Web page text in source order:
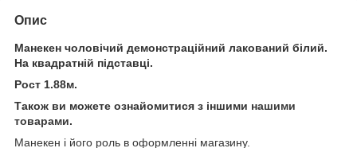
Опис
Манекен чоловічий демонстраційний лакований білий.
На квадратній підставці.
Рост 1.88м.
Також ви можете ознайомитися з іншими нашими
товарами.
Манекен і його роль в оформленні магазину.